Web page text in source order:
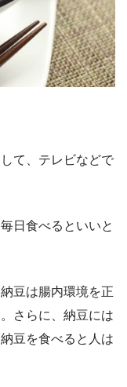
て、テレビなどで
日食べるといいと
豆は腸内環境を正
さらに、納豆には
豆を食べると人は